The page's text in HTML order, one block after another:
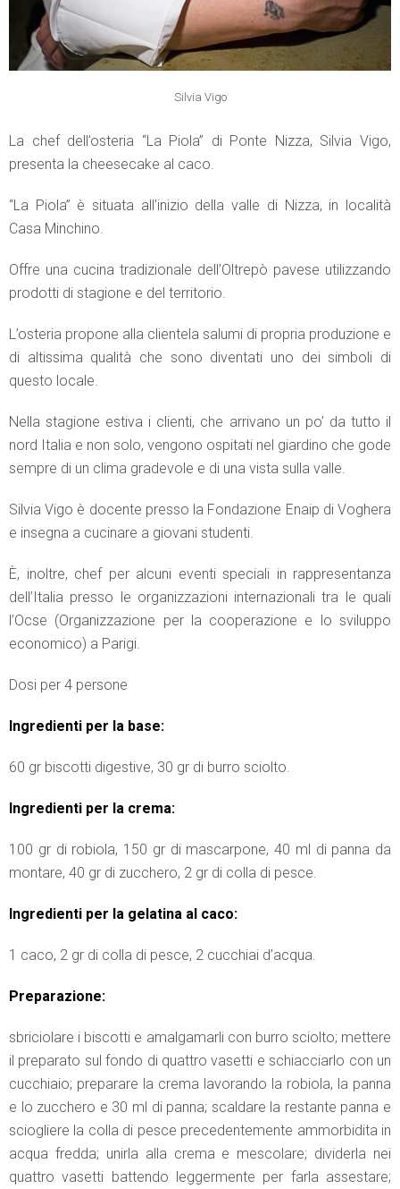
Silvia Vigo
La chef dell’osteria “La Piola” di Ponte Nizza, Silvia Vigo,
presenta la cheesecake al caco.
“La Piola” è situata all’inizio della valle di Nizza, in località
Casa Minchino.
Offre una cucina tradizionale dell’Oltrepò pavese utilizzando
prodotti di stagione e del territorio.
L’osteria propone alla clientela salumi di propria produzione e
di altissima qualità che sono diventati uno dei simboli di
questo locale.
Nella stagione estiva i clienti, che arrivano un po’ da tutto il
nord Italia e non solo, vengono ospitati nel giardino che gode
sempre di un clima gradevole e di una vista sulla valle.
Silvia Vigo è docente presso la Fondazione Enaip di Voghera
e insegna a cucinare a giovani studenti.
È, inoltre, chef per alcuni eventi speciali in rappresentanza
dell’Italia presso le organizzazioni internazionali tra le quali
l’Ocse (Organizzazione per la cooperazione e lo sviluppo
economico) a Parigi.
Dosi per 4 persone
Ingredienti per la base:
60 gr biscotti digestive, 30 gr di burro sciolto.
Ingredienti per la crema:
100 gr di robiola, 150 gr di mascarpone, 40 ml di panna da
montare, 40 gr di zucchero, 2 gr di colla di pesce.
Ingredienti per la gelatina al caco:
1 caco, 2 gr di colla di pesce, 2 cucchiai d’acqua.
Preparazione:
sbriciolare i biscotti e amalgamarli con burro sciolto; mettere
il preparato sul fondo di quattro vasetti e schiacciarlo con un
cucchiaio; preparare la crema lavorando la robiola, la panna
e lo zucchero e 30 ml di panna; scaldare la restante panna e
sciogliere la colla di pesce precedentemente ammorbidita in
acqua fredda; unirla alla crema e mescolare; dividerla nei
quattro vasetti battendo leggermente per farla assestare;